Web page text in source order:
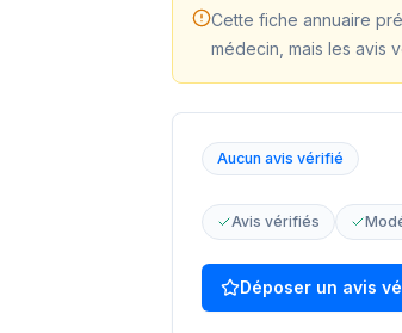
Cette fiche annuaire
médecin, mais les avis
Aucun avis vérifié
Avis vérifiés
Déposer un avis